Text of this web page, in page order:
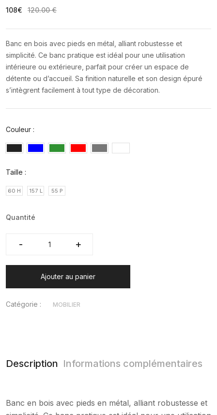
108€ 120.00 €
Banc en bois avec pieds en métal, alliant robustesse et
simplicité. Ce banc pratique est idéal pour une utilisation
intérieure ou extérieure, parfait pour créer un espace de
détente ou d’accueil. Sa finition naturelle et son design épuré
s’intègrent facilement à tout type de décoration.
Couleur :
Taille :
60 H 157 L 55 P
Quantité
- +
- +
Ajouter au panier
Catégorie : MOBILIER
Description Informations complémentaires
Banc en bois avec pieds en métal, alliant robustesse et